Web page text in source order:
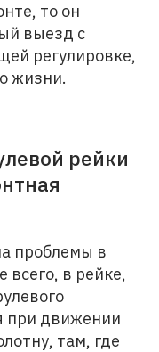
то он
выезд с
регулировке,
жизни.
рейки
проблемы в
всего, в рейке,
при движении
там, где